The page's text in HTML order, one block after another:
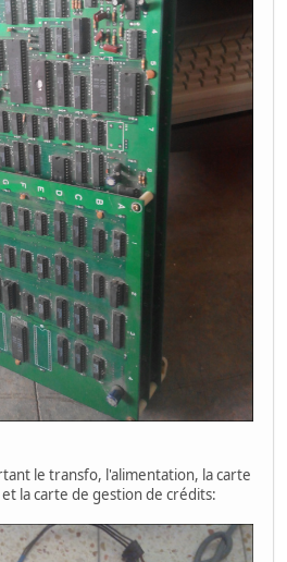
le transfo, l'alimentation, la carte
la carte de gestion de crédits: